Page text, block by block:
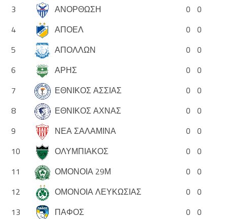
3
ΑΝΟΡΘΩΣΗ 0 0
4
ΑΠΟΕΛ 0 0
5
ΑΠΟΛΛΩΝ 0 0
6
ΑΡΗΣ 0 0
7
ΕΘΝΙΚΟΣ ΑΣΣΙΑΣ 0 0
8
ΕΘΝΙΚΟΣ ΑΧΝΑΣ 0 0
9
ΝΕΑ ΣΑΛΑΜΙΝΑ 0 0
10
ΟΛΥΜΠΙΑΚΟΣ 0 0
11
ΟΜΟΝΟΙΑ 29Μ 0 0
12
ΟΜΟΝΟΙΑ ΛΕΥΚΩΣΙΑΣ 0 0
13
ΠΑΦΟΣ 0 0